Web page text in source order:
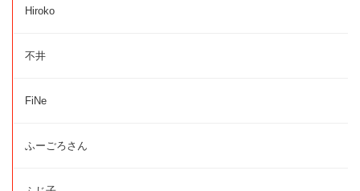
Hiroko
不井
FiNe
ふーごろさん